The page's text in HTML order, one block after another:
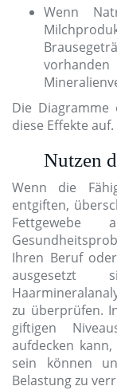
Wenn
Die Diagramme
diese Effekte auf.
Nutzen
Wenn die
entgiften,
Ihren Beruf
zu überprüfen.
giftigen
aufdecken
sein können
Belastung zu